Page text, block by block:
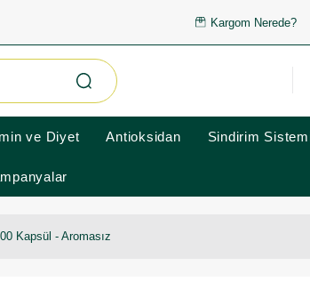
Kargom Nerede?
ve Diyet Antioksidan Sindirim
Kapsül - Aromasız